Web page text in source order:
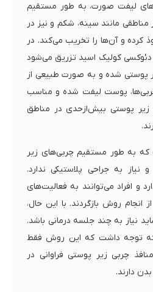
لیفت صورت، به طور مستقیم
مانند سینه، شکم و نیز در
کرده و آن‌ها را تخریب می‌کند. در
کولیک اسید تزریق می‌شود
پوستی شده و به صورت طبیعی از
پوست لیفت شده و مناسب
زیر پوستی بیش‌از‌حدی در مناطق
به طور مستقیم چربی‌های زیر
به جراحی پلاستیکی ندارد.
و افراد می‌توانند به فعالیت‌های
انجام روش بازگردند. با این حال،
نیاز به چند جلسه درمانی باشد.
توجه داشت که این روش فقط
چربی زیر پوستی فراوانی در
دارند.